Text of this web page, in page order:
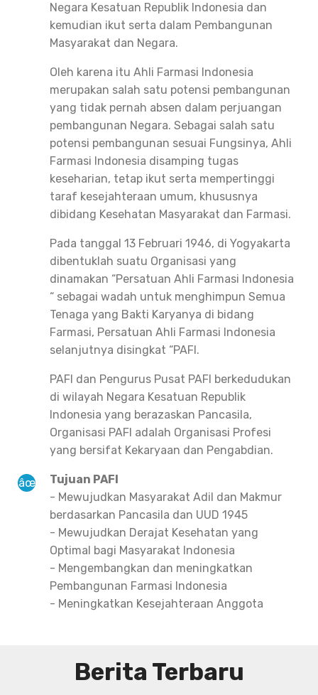
Negara Kesatuan Republik Indonesia dan
kemudian ikut serta dalam Pembangunan
Masyarakat dan Negara.
Oleh karena itu Ahli Farmasi Indonesia
merupakan salah satu potensi pembangunan
yang tidak pernah absen dalam perjuangan
pembangunan Negara. Sebagai salah satu
potensi pembangunan sesuai Fungsinya, Ahli
Farmasi Indonesia disamping tugas
keseharian, tetap ikut serta mempertinggi
taraf kesejahteraan umum, khususnya
dibidang Kesehatan Masyarakat dan Farmasi.
Pada tanggal 13 Februari 1946, di Yogyakarta
dibentuklah suatu Organisasi yang
dinamakan “Persatuan Ahli Farmasi Indonesia
“ sebagai wadah untuk menghimpun Semua
Tenaga yang Bakti Karyanya di bidang
Farmasi, Persatuan Ahli Farmasi Indonesia
selanjutnya disingkat “PAFI.
PAFI dan Pengurus Pusat PAFI berkedudukan
di wilayah Negara Kesatuan Republik
Indonesia yang berazaskan Pancasila,
Organisasi PAFI adalah Organisasi Profesi
yang bersifat Kekaryaan dan Pengabdian.
Tujuan PAFI
- Mewujudkan Masyarakat Adil dan Makmur
berdasarkan Pancasila dan UUD 1945
- Mewujudkan Derajat Kesehatan yang
Optimal bagi Masyarakat Indonesia
- Mengembangkan dan meningkatkan
Pembangunan Farmasi Indonesia
- Meningkatkan Kesejahteraan Anggota
Berita Terbaru